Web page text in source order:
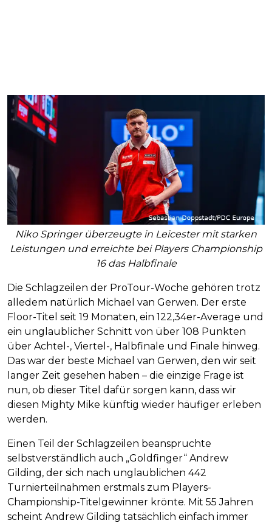
Niko Springer überzeugte in Leicester mit starken
Leistungen und erreichte bei Players Championship
16 das Halbfinale
Die Schlagzeilen der ProTour-Woche gehören trotz
alledem natürlich Michael van Gerwen. Der erste
Floor-Titel seit 19 Monaten, ein 122,34er-Average und
ein unglaublicher Schnitt von über 108 Punkten
über Achtel-, Viertel-, Halbfinale und Finale hinweg.
Das war der beste Michael van Gerwen, den wir seit
langer Zeit gesehen haben – die einzige Frage ist
nun, ob dieser Titel dafür sorgen kann, dass wir
diesen Mighty Mike künftig wieder häufiger erleben
werden.
Einen Teil der Schlagzeilen beanspruchte
selbstverständlich auch „Goldfinger“ Andrew
Gilding, der sich nach unglaublichen 442
Turnierteilnahmen erstmals zum Players-
Championship-Titelgewinner krönte. Mit 55 Jahren
scheint Andrew Gilding tatsächlich einfach immer